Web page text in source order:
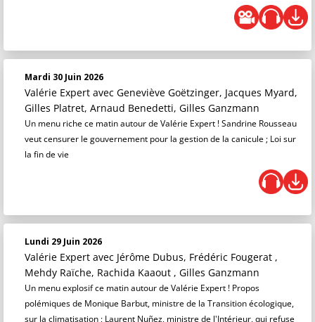
Mardi 30 Juin 2026
Valérie Expert avec Geneviève Goëtzinger, Jacques Myard,
Gilles Platret, Arnaud Benedetti, Gilles Ganzmann
Un menu riche ce matin autour de Valérie Expert ! Sandrine Rousseau
veut censurer le gouvernement pour la gestion de la canicule ; Loi sur
la fin de vie
Lundi 29 Juin 2026
Valérie Expert avec Jérôme Dubus, Frédéric Fougerat ,
Mehdy Raïche, Rachida Kaaout , Gilles Ganzmann
Un menu explosif ce matin autour de Valérie Expert ! Propos
polémiques de Monique Barbut, ministre de la Transition écologique,
sur la climatisation ; Laurent Nuñez, ministre de l'Intérieur, qui refuse